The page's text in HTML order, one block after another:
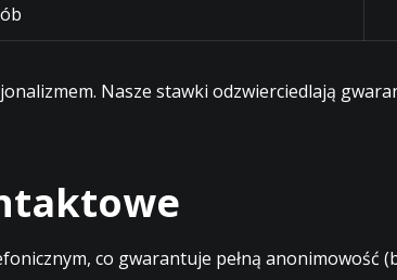
Nasze stawki odzwierciedlają
co gwarantuje pełną anonimowość